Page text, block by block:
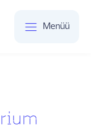
Menüü